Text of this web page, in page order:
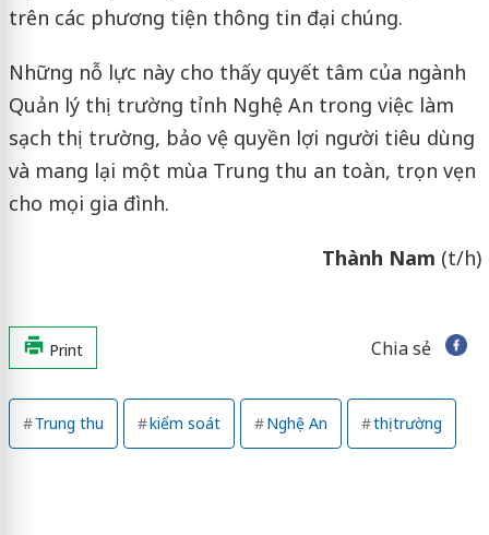
trên các phương tiện thông tin đại chúng.
Những nỗ lực này cho thấy quyết tâm của ngành
Quản lý thị trường tỉnh Nghệ An trong việc làm
sạch thị trường, bảo vệ quyền lợi người tiêu dùng
và mang lại một mùa Trung thu an toàn, trọn vẹn
cho mọi gia đình.
Thành Nam (t/h)
Print Chia sẻ
Trung thu kiểm soát Nghệ An thị trường